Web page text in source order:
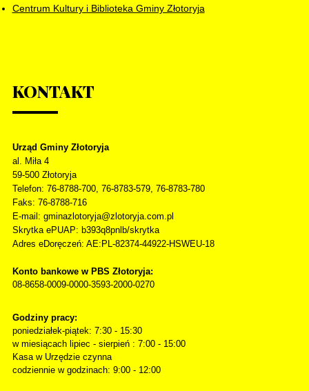
Centrum Kultury i Biblioteka Gminy Złotoryja
KONTAKT
Urząd Gminy Złotoryja
al. Miła 4
59-500 Złotoryja
Telefon: 76-8788-700, 76-8783-579, 76-8783-780
Faks: 76-8788-716
E-mail: gminazlotoryja@zlotoryja.com.pl
Skrytka ePUAP: b393q8pnlb/skrytka
Adres eDoręczeń: AE:PL-82374-44922-HSWEU-18
Konto bankowe w PBS Złotoryja:
08-8658-0009-0000-3593-2000-0270
Godziny pracy:
poniedziałek-piątek: 7:30 - 15:30
w miesiącach lipiec - sierpień : 7:00 - 15:00
Kasa w Urzędzie czynna
codziennie w godzinach: 9:00 - 12:00